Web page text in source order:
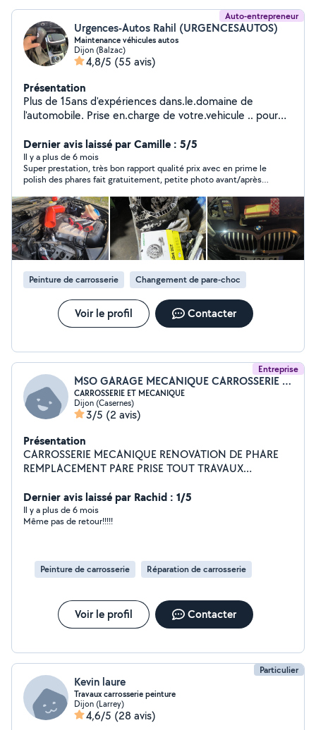
Auto-entrepreneur
Urgences-Autos Rahil (URGENCESAUTOS)
Maintenance véhicules autos
Dijon (Balzac)
4,8/5 (55 avis)
Présentation
Plus de 15ans d'expériences dans.le.domaine de
l'automobile. Prise en.charge de votre.vehicule .. pour
Dernier avis laissé par Camille : 5/5
Il y a plus de 6 mois
Super prestation, très bon rapport qualité prix avec en prime le
polish des phares fait gratuitement, petite photo avant/après
recommande sans modération !!
Peinture de carrosserie Changement de pare-choc
Voir le profil Contacter
Entreprise
MSO GARAGE MECANIQUE CARROSSERIE ET SERVICES
CARROSSERIE ET MECANIQUE
Dijon (Casernes)
3/5 (2 avis)
Présentation
CARROSSERIE MECANIQUE RENOVATION DE PHARE
REMPLACEMENT PARE PRISE TOUT TRAVAUX
PROFESSIONNELLE DEPUIS 1998
Dernier avis laissé par Rachid : 1/5
Il y a plus de 6 mois
Même pas de retour!!!!!
Peinture de carrosserie Réparation de carrosserie
Voir le profil Contacter
Particulier
Kevin laure
Travaux carrosserie peinture
Dijon (Larrey)
4,6/5 (28 avis)